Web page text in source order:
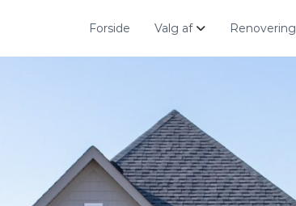
Forside Valg af Renovering